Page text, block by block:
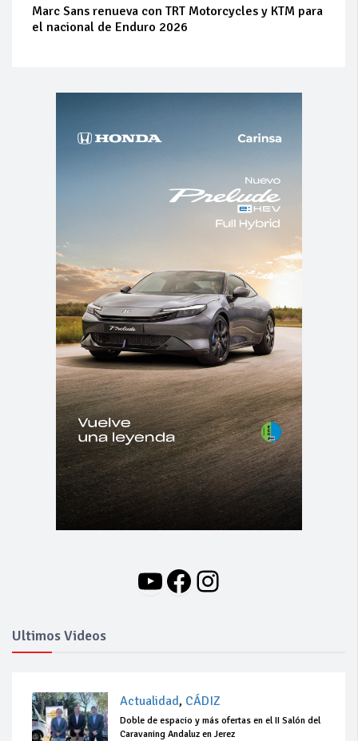
Marc Sans renueva con TRT Motorcycles y KTM para
el nacional de Enduro 2026
YouTube
Facebook
Instagram
Ultimos Videos
Actualidad, CÁDIZ
Doble de espacio y más ofertas en el II Salón del
Caravaning Andaluz en Jerez